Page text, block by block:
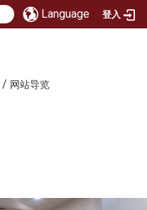
Language 登入
/ 网站导览